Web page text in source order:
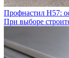
Профнастил Н57:
При выборе